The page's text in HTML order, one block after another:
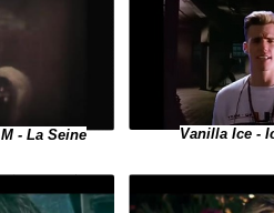
- La Seine Vanilla Ice -